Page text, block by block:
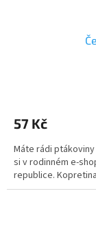
57 Kč
Máte rádi
si v rodinném e-
republice.